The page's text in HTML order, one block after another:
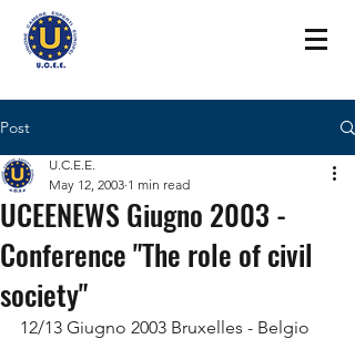
Post
UCEENEWS Giugno 2003 -
Conference "The role of civil
society"
U.C.E.E.
May 12, 2003 1 min read
12/13 Giugno 2003 Bruxelles - Belgio